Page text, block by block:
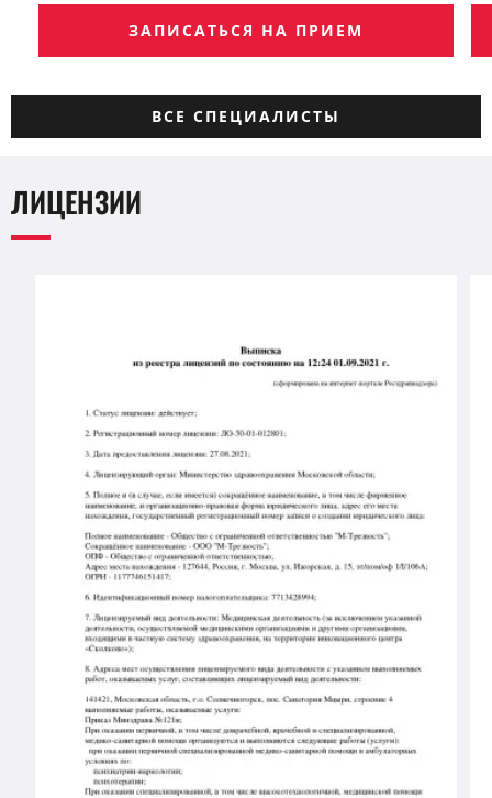
ЗАПИСАТЬСЯ НА ПРИЕМ
ВСЕ СПЕЦИАЛИСТЫ
ЛИЦЕНЗИИ